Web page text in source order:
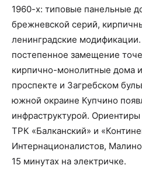
1960-х: типовые панельные
брежневской серий,
ленинградские
постепенное замещение
кирпично-монолитные дома
проспекте и Загребском
южной окраине Купчино
инфраструктурой.
ТРК «Балканский» и
Интернационалистов,
15 минутах на электричке.